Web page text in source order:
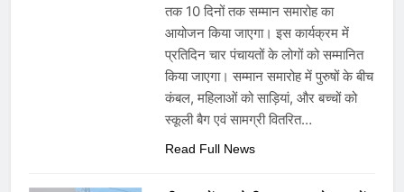
तक 10 दिनों तक सम्मान समारोह का
आयोजन किया जाएगा। इस कार्यक्रम में
प्रतिदिन चार पंचायतों के लोगों को सम्मानित
किया जाएगा। सम्मान समारोह में पुरुषों के बीच
कंबल, महिलाओं को साड़ियां, और बच्चों को
स्कूली बैग एवं सामग्री वितरित…
Read Full News